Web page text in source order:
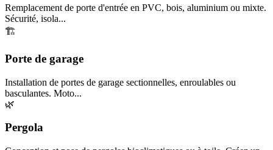
Remplacement de porte d'entrée en PVC, bois, aluminium ou mixte.
Sécurité, isola...
🏗️
Porte de garage
Installation de portes de garage sectionnelles, enroulables ou
basculantes. Moto...
🌿
Pergola